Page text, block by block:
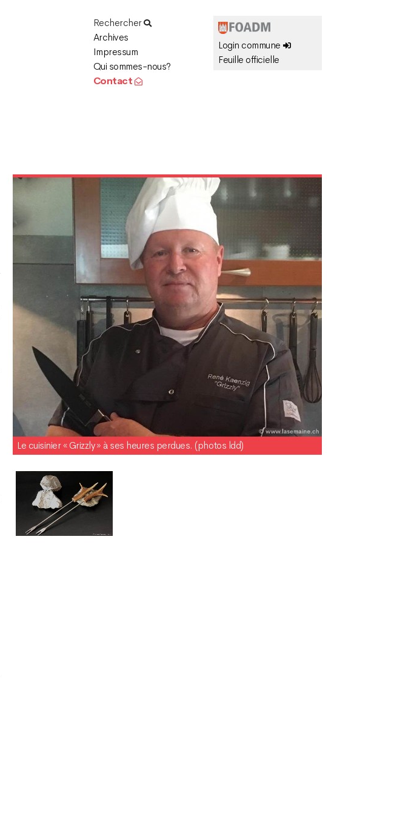
Rechercher
Archives
Impressum
Qui sommes-nous?
Contact
Login commune
Feuille officielle
Le cuisinier « Grizzly » à ses heures perdues. (photos ldd)